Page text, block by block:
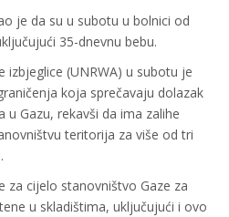
je da su u subotu u bolnici od
35-dnevnu bebu.
izbjeglice (UNRWA) u subotu je
koja sprečavaju dolazak
Gazu, rekavši da ima zalihe
teritorija za više od tri
za cijelo stanovništvo Gaze za
u skladištima, uključujući i ovo